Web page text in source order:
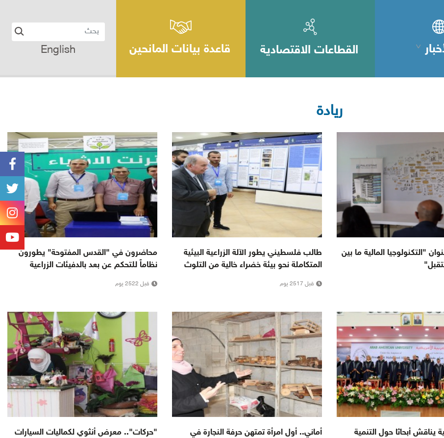
القطاعات الاقتصادية قاعدة بيانات المانحين English
ريادة
"التكنولوجيا المالية ما بين
طالب فلسطيني يطور الآلة الزراعية البيئية
المتكاملة نحو بيئة خضراء خالية من التلوث
قبل 2517 يوم
محاضرون في "القدس المفتوحة" يطورون
نظاماً للتحكم عن بعد بالدفيئات الزراعية
قبل 2522 يوم
يناقش أبحاثا حول التنمية
أماني.. أول امرأة تمتهن حرفة النجارة في
"حركات".. معرض أنثوي لكماليات السيارات